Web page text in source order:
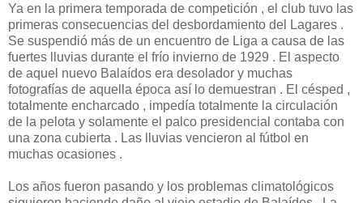
Ya en la primera temporada de competición , el club tuvo las
primeras consecuencias del desbordamiento del Lagares .
Se suspendió más de un encuentro de Liga a causa de las
fuertes lluvias durante el frío invierno de 1929 . El aspecto
de aquel nuevo Balaídos era desolador y muchas
fotografías de aquella época así lo demuestran . El césped ,
totalmente encharcado , impedía totalmente la circulación
de la pelota y solamente el palco presidencial contaba con
una zona cubierta . Las lluvias vencieron al fútbol en
muchas ocasiones .
Los años fueron pasando y los problemas climatológicos